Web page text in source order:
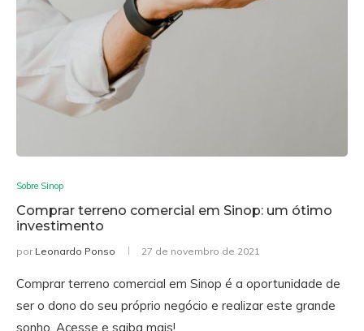
Sobre Sinop
Comprar terreno comercial em Sinop: um ótimo
investimento
por Leonardo Ponso 27 de novembro de 2021
Comprar terreno comercial em Sinop é a oportunidade de
ser o dono do seu próprio negócio e realizar este grande
sonho. Acesse e saiba mais!